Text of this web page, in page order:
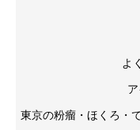
よ
東京の粉瘤・ほくろ・